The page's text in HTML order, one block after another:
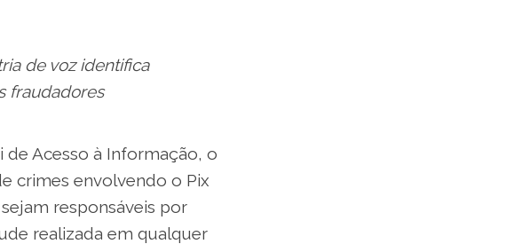
de voz identifica
fraudadores
Acesso à Informação, o
crimes envolvendo o Pix
responsáveis por
realizada em qualquer